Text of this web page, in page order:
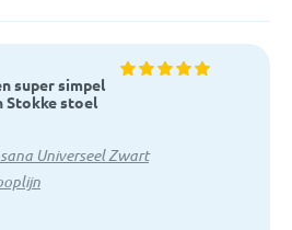
super simpel
Stokke stoel
Universeel Zwart